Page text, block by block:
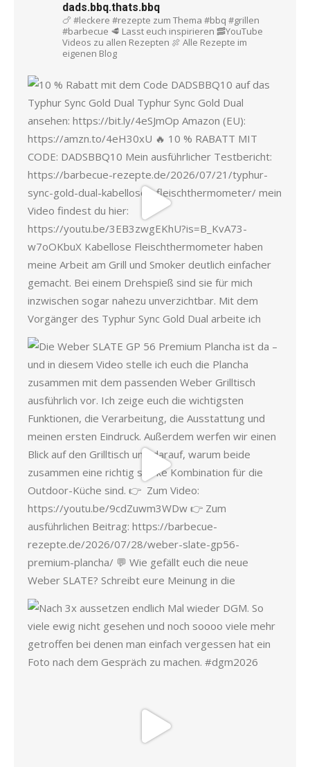
dads.bbq.thats.bbq
🍗 #leckere #rezepte zum Thema #bbq #grillen
#barbecue 🥩 Lasst euch inspirieren 🥓YouTube
Videos zu allen Rezepten 🍖 Alle Rezepte im
eigenen Blog